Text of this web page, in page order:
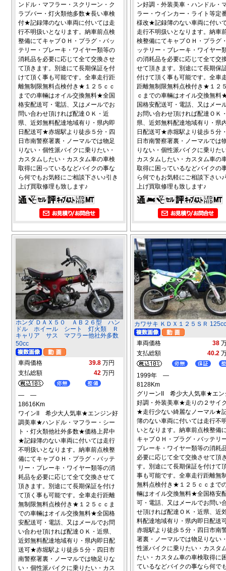
ンドル・マフラー・スクリーン・ク
ラブバー・灯火類他多数★長い車検
付★記録簿のない車両に付いては走
行不明扱いとなります。納車前点検
整備にてキャブＯＨ・プラグ・バッ
テリー・ブレーキ・ワイヤー類等の
消耗品を必要に応じて全て交換させ
て頂きます。別途にて長期保証を付
けて頂く事も可能です。全車走行距
離無制限無料点検付き★１２５ｃｃ
までの車輛はオイル交換無料★全国
格安配送可・電話、又はメールでお
問い合わせ頂ければ配達ＯＫ・近
県、近郊無料配達地域有り・県内即
日配送可★赤堀駅より徒歩５分・四
日市南警察署裏・ノーマルでは物足
りない・個性派バイクに乗りたい・
カスタムしたい・カスタム車の車検
取得に困っているなどバイクの事な
ら何でもお気軽にご相談下さい♪引き
上げ買取修理も致します♪
ン好調・外装美車・ハンドル・
ラー・ウインカー・ライト等定
様改★記録簿のない車両に付い
走行不明扱いとなります。納車
検整備にてキャブＯＨ・プラグ
ッテリー・ブレーキ・ワイヤー
の消耗品を必要に応じて全て交
せて頂きます。別途にて長期保
付けて頂く事も可能です。全車
距離無制限無料点検付き★１２
ｃまでの車輛はオイル交換無料
国格安配送可・電話、又はメー
お問い合わせ頂ければ配達ＯＫ
県、近郊無料配達地域有り・県
日配送可★赤堀駅より徒歩５分
日市南警察署裏・ノーマルでは
りない・個性派バイクに乗りた
カスタムしたい・カスタム車の
取得に困っているなどバイクの
ら何でもお気軽にご相談下さい♪
上げ買取修理も致します♪
ホンダ ＤＡＸ５０ ＡＢ２６型 ハン
ドル ホイール シート 灯火類 Ｒ
キャリア サス マフラー他社外多数
50cc
車両価格 39.8 万円
支払総額
42 万円
― ―
18616Km
ワインII 希少大人気車★エンジン好
調美車★ハンドル・マフラー・シー
ト・灯火類他社外多数★価格上昇中
★記録簿のない車両に付いては走行
不明扱いとなります。納車前点検整
備にてキャブＯＨ・プラグ・バッテ
リー・ブレーキ・ワイヤー類等の消
耗品を必要に応じて全て交換させて
頂きます。別途にて長期保証を付け
て頂く事も可能です。全車走行距離
無制限無料点検付き★１２５ｃｃま
での車輛はオイル交換無料★全国格
安配送可・電話、又はメールでお問
い合わせ頂ければ配達ＯＫ・近県、
近郊無料配達地域有り・県内即日配
送可★赤堀駅より徒歩５分・四日市
南警察署裏・ノーマルでは物足りな
い・個性派バイクに乗りたい・カス
カワサキ ＫＤＸ１２５ＳＲ 125cc
車両価格 38
支払総額
40.2
1999年 ―
8128Km
グリーンII 希少大人気車★エン
好調・外装美車★走りの２サイ
★走行少ない綺麗なノーマル★
簿のない車両に付いては走行不
いとなります。納車前点検整備
キャブＯＨ・プラグ・バッテリ
ブレーキ・ワイヤー類等の消耗
必要に応じて全て交換させて頂
す。別途にて長期保証を付けて
事も可能です。全車走行距離無
無料点検付き★１２５ｃｃまで
輛はオイル交換無料★全国格安
可・電話、又はメールでお問い
せ頂ければ配達ＯＫ・近県、近
料配達地域有り・県内即日配送
赤堀駅より徒歩５分・四日市南
署裏・ノーマルでは物足りない
性派バイクに乗りたい・カスタ
たい・カスタム車の車検取得に
ているなどバイクの事なら何で